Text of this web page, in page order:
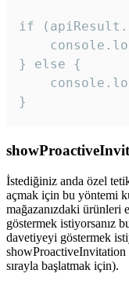
if
} else {
}
İstediğiniz anda özel
açmak için bu yöntemi
mağazanızdaki ürünleri
göstermek istiyorsanız
davetiyeyi göstermek
showProactiveInvitation
sırayla başlatmak için).